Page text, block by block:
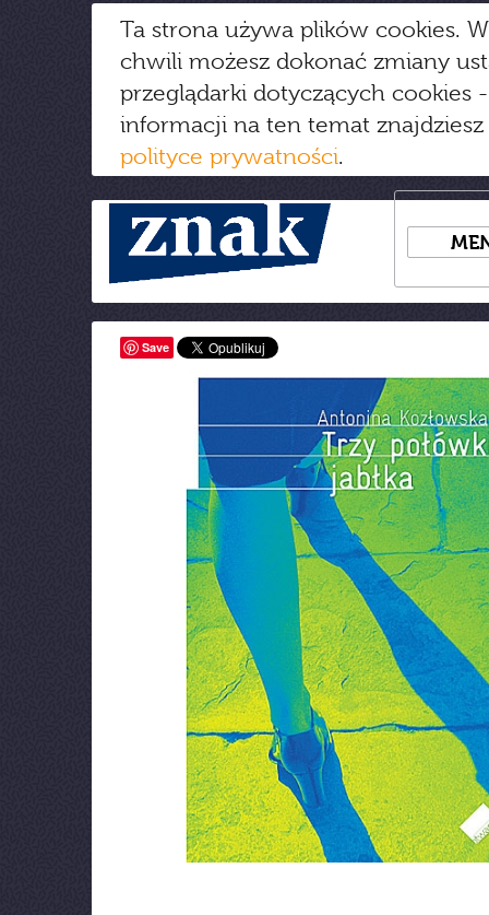
Ta strona używa plików cookies.
chwili możesz dokonać zmiany
przeglądarki dotyczących cookies
informacji na ten temat
polityce prywatności.
Save